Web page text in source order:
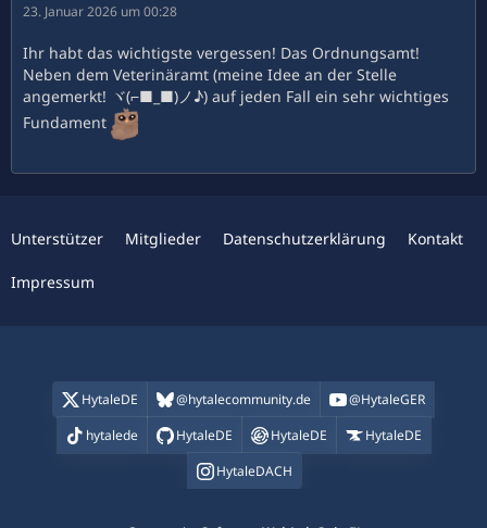
23. Januar 2026 um 00:28
Ihr habt das wichtigste vergessen! Das Ordnungsamt!
Neben dem Veterinäramt (meine Idee an der Stelle
angemerkt! ヾ(⌐■_■)ノ♪) auf jeden Fall ein sehr wichtiges
Fundament
Unterstützer Mitglieder Datenschutzerklärung Kontakt
Impressum
HytaleDE @hytalecommunity.de
@HytaleGER
hytalede
HytaleDE HytaleDE
HytaleDE
HytaleDACH